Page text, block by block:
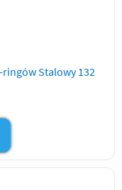
ringów Stalowy 132